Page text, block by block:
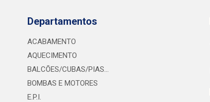
Departamentos
ACABAMENTO
AQUECIMENTO
BALCÕES/CUBAS/PIAS...
BOMBAS E MOTORES
E.P.I.